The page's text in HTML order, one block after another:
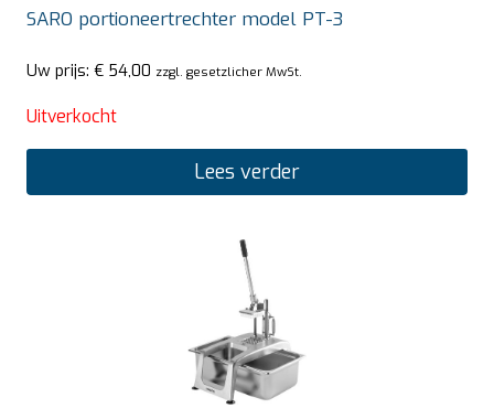
SARO portioneertrechter model PT-3
Uw prijs: € 54,00 zzgl. gesetzlicher MwSt.
Uitverkocht
Lees verder